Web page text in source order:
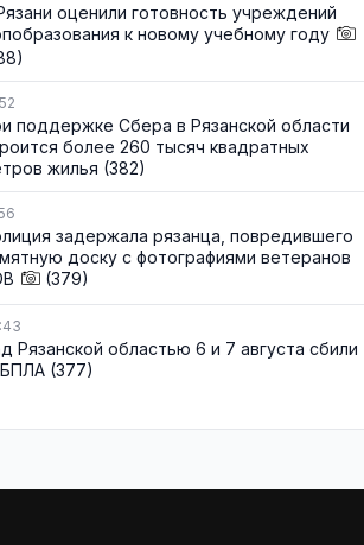
оценили готовность учреждений
к новому учебному году
поддержке Сбера в Рязанской области
более 260 тысяч квадратных
жилья (382)
задержала рязанца, повредившего
доску с фотографиями ветеранов
(379)
Рязанской областью 6 и 7 августа сбили
БПЛА (377)